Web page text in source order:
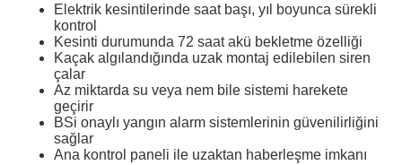
Elektrik kesintilerinde saat başı, yıl boyunca sürekli
kontrol
Kesinti durumunda 72 saat akü bekletme özelliği
Kaçak algılandığında uzak montaj edilebilen siren
çalar
Az miktarda su veya nem bile sistemi harekete
geçirir
BSi onaylı yangın alarm sistemlerinin güvenilirliğini
sağlar
Ana kontrol paneli ile uzaktan haberleşme imkanı